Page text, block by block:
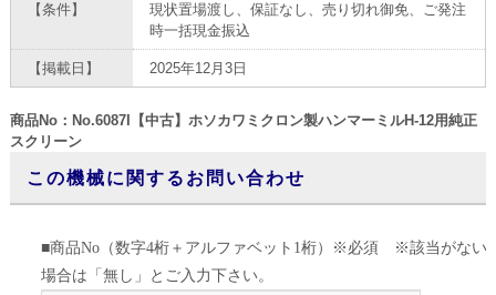
【条件】
現状置場渡し、保証なし、売り切れ御免、ご発注
時一括現金振込
【掲載日】 2025年12月3日
商品No：No.6087I【中古】ホソカワミクロン製ハンマーミルH-12用純正
スクリーン
この機械に関するお問い合わせ